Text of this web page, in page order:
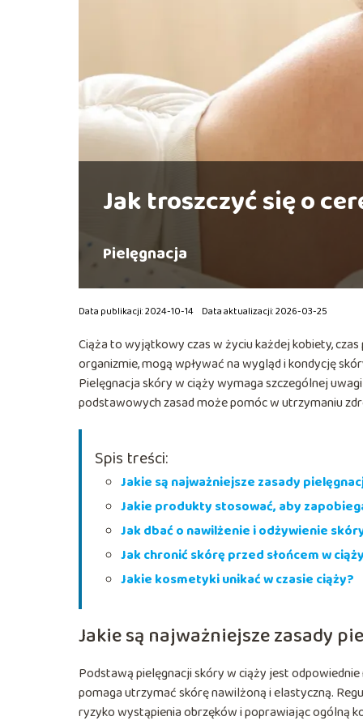
Jak troszczyć się o
Pielęgnacja
Data publikacji: 2024-10-14 Data aktualizacji: 2026-03-25
Ciąża to wyjątkowy czas w życiu każdej kobiety,
organizmie, mogą wpływać na wygląd i kondycję
Pielęgnacja skóry w ciąży wymaga szczególnej
podstawowych zasad może pomóc w utrzymaniu
Spis treści:
Jakie są najważniejsze zasady
Jakie produkty stosować, aby
Jak dbać o nawilżenie i odżywienie
Jak chronić skórę przed słońcem w
Jakie kosmetyki unikać w czasie ciąży?
Jakie są najważniejsze zasady
Podstawą pielęgnacji skóry w ciąży jest
pomaga utrzymać skórę nawilżoną i elastyczną.
ryzyko wystąpienia obrzęków i poprawiając ogólną